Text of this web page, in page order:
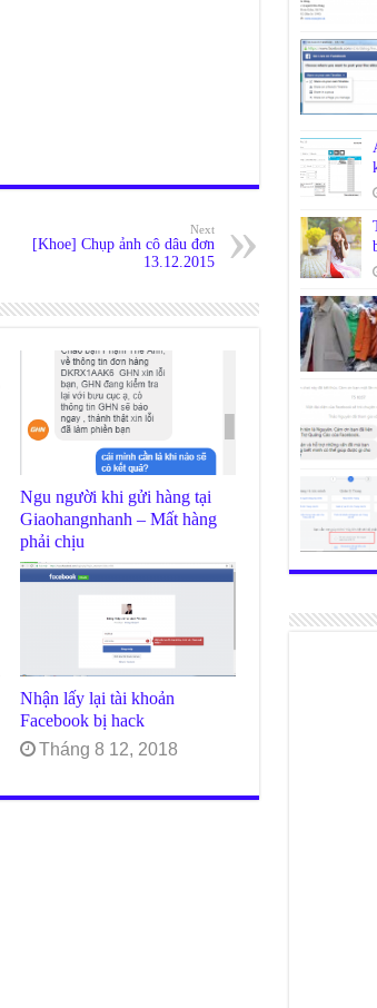
Next
[Khoe] Chụp ảnh cô dâu đơn
13.12.2015
Ngu người khi gửi hàng tại
Giaohangnhanh – Mất hàng
phải chịu
Tháng 12 23, 2018
Nhận lấy lại tài khoản
Facebook bị hack
Tháng 8 12, 2018